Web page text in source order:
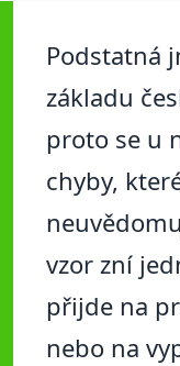
Podstatná
základu
proto se u
chyby,
vzor zní
přijde na
nebo na